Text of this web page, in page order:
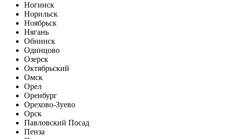
Ногинск
Норильск
Ноябрьск
Нягань
Обнинск
Одинцово
Озерск
Октябрьский
Омск
Орел
Оренбург
Орехово-Зуево
Орск
Павловский Посад
Пенза